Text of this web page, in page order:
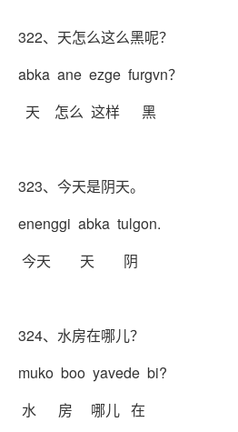
322、天怎么这么黑呢？
abka ane ezge furgvn？
天 怎么 这样 黑
323、今天是阴天。
enenggi abka tulgon.
今天 天 阴
324、水房在哪儿？
muko boo yavede bi?
水 房 哪儿 在